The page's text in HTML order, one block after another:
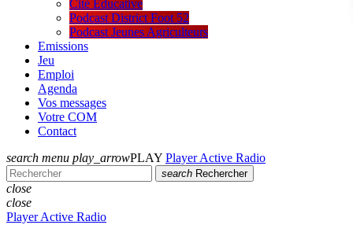
Cité Éducative
Podcast District Foot 52
Podcast Jeunes Agriculteurs
Emissions
Jeu
Emploi
Agenda
Vos messages
Votre COM
Contact
search menu play_arrowPLAY Player Active Radio
search Rechercher
close
close
Player Active Radio